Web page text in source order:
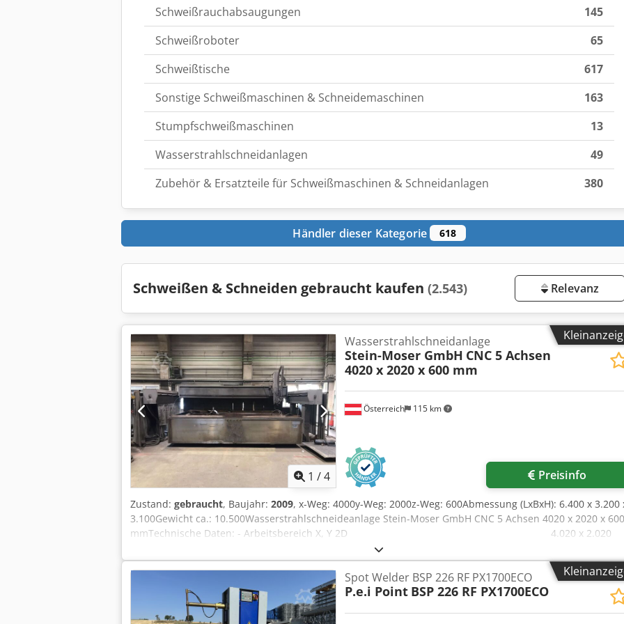
Schweißrauchabsaugungen
145
Schweißroboter
65
Schweißtische
617
Sonstige Schweißmaschinen & Schneidemaschinen
163
Stumpfschweißmaschinen
13
Wasserstrahlschneidanlagen
49
Zubehör & Ersatzteile für Schweißmaschinen & Schneidanlagen
380
Händler dieser Kategorie 618
Schweißen & Schneiden gebraucht kaufen (2.543) Relevanz
1 /4
Österreich 115 km
Wasserstrahlschneidanlage
Stein-Moser GmbH CNC 5 Achsen
4020 x 2020 x 600 mm
Preisinfo
Zustand: gebraucht, Baujahr: 2009, x-Weg: 4000y-Weg: 2000z-Weg: 600Abmessung (LxBxH): 6.400 x 3.200
3.100Gewicht ca.: 10.500Wasserstrahlschneideanlage Stein-Moser GmbH CNC 5 Achsen 4020 x 2020 x 600
mmTechnische Daten: - Arbeitsbereich X, Y 2D 4.020 x 2.020
mm - Auflagefläche X, Y 4.400 x 2.400 mm - Z-Achse
600 mm - Schenkbereich A,
+/- 46° - Drehachse C, 360°
+/- 3600° - Positioniergeschwindigkeit
10m/min - Wiederholgenauigkeit +/- 0,1 mm -
Pneumatischer Anschluss min. 6,5 bar - Wasseranschluss
Spot Welder BSP 226 RF PX1700ECO
P.e.i Point BSP 226 RF PX1700ECO